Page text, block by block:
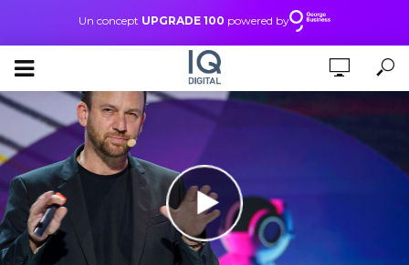
Un concept UPGRADE 100 powered by